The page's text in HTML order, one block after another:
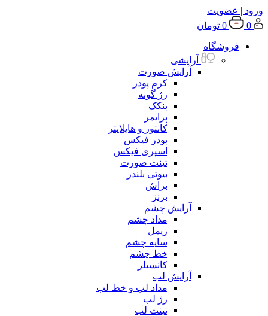
ورود | عضویت
0
0 تومان
فروشگاه
آرایشی
آرایش صورت
کرم پودر
رژ گونه
پنکک
پرایمر
کانتور و هایلایتر
پودر فیکس
اسپری فیکس
تینت صورت
بیوتی بلندر
براش
برنز
آرایش چشم
مداد چشم
ریمل
سایه چشم
خط چشم
کانسیلر
آرایش لب
مداد لب و خط لب
رژ لب
تینت لب